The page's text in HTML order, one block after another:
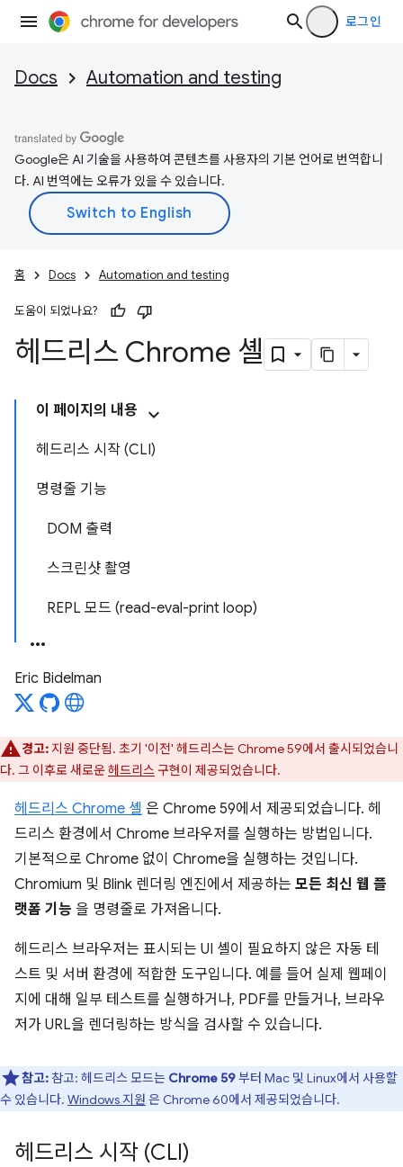
로그인
Docs Automation and testing
Google은 AI 기술을 사용하여 콘텐츠를 사용자의 기본 언어로 번역합니
다. AI 번역에는 오류가 있을 수 있습니다.
홈 Docs Automation and testing
도움이 되었나요?
헤드리스 Chrome 셸
이 페이지의 내용
헤드리스 시작 (CLI)
명령줄 기능
DOM 출력
스크린샷 촬영
REPL 모드 (read-eval-print loop)
Eric Bidelman
경고:지원 중단됨. 초기 '이전' 헤드리스는 Chrome 59에서 출시되었습니
다. 그 이후로 새로운헤드리스구현이 제공되었습니다.
헤드리스 Chrome 셸 은 Chrome 59에서 제공되었습니다. 헤
드리스 환경에서 Chrome 브라우저를 실행하는 방법입니다.
기본적으로 Chrome 없이 Chrome을 실행하는 것입니다.
Chromium 및 Blink 렌더링 엔진에서 제공하는 모든 최신 웹 플
랫폼 기능 을 명령줄로 가져옵니다.
헤드리스 브라우저는 표시되는 UI 셸이 필요하지 않은 자동 테
스트 및 서버 환경에 적합한 도구입니다. 예를 들어 실제 웹페이
지에 대해 일부 테스트를 실행하거나, PDF를 만들거나, 브라우
저가 URL을 렌더링하는 방식을 검사할 수 있습니다.
참고: 참고: 헤드리스 모드는 Chrome 59부터 Mac 및 Linux에서 사용할
수 있습니다. Windows 지원 은 Chrome 60에서 제공되었습니다.
헤드리스 시작 (CLI)